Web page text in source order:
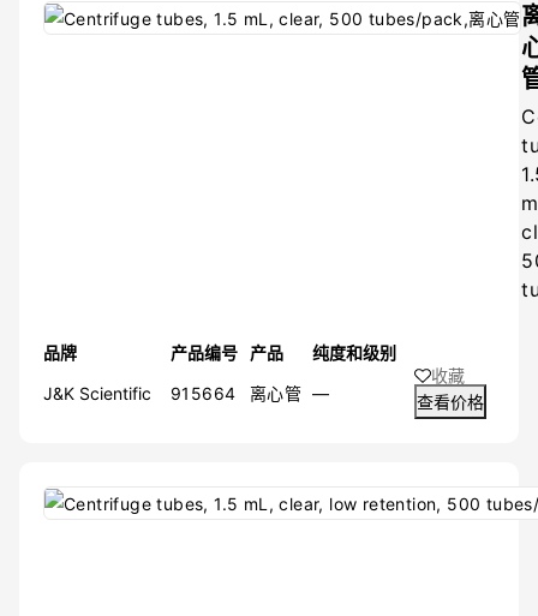
品牌 产品编号 产品
纯度和级别
J&K Scientific
915664 离心管 —
收藏
查看价格